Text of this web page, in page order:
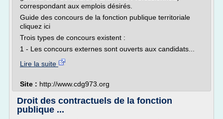
correspondant aux emplois désirés.
Guide des concours de la fonction publique territoriale
cliquez ici
Trois types de concours existent :
1 - Les concours externes sont ouverts aux candidats...
Lire la suite
Site : http://www.cdg973.org
Droit des contractuels de la fonction
publique ...